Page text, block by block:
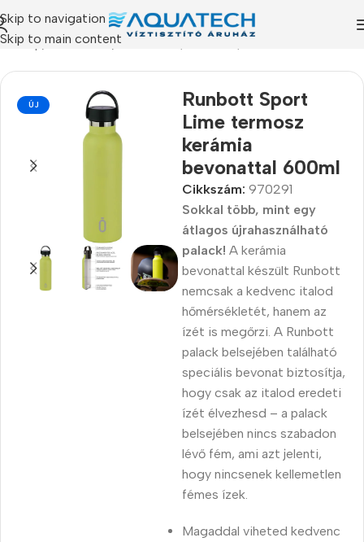
Skip to navigation
Skip to main content
/Termékeink/Termoszok, kulacsok, ételhordók
ÚJ
Runbott Sport
Lime termosz
kerámia
bevonattal 600ml
Cikkszám: 970291
Sokkal több, mint egy
átlagos újrahasználható
palack! A kerámia
bevonattal készült Runbott
nemcsak a kedvenc italod
hőmérsékletét, hanem az
ízét is megőrzi. A Runbott
palack belsejében található
speciális bevonat biztosítja,
hogy csak az italod eredeti
ízét élvezhesd – a palack
belsejében nincs szabadon
lévő fém, ami azt jelenti,
hogy nincsenek kellemetlen
fémes ízek.
Magaddal viheted kedvenc